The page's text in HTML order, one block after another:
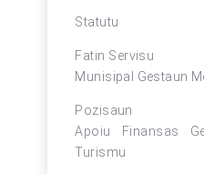
Statutu :
Fatin
Munisipal Gestaun
Apoiu Finansas
Turismu